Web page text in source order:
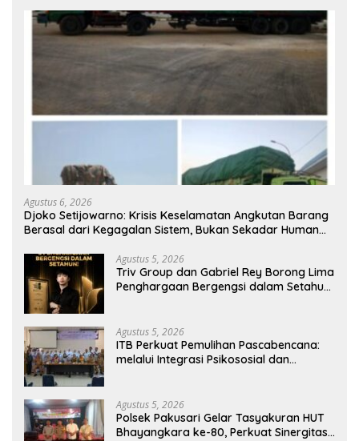
Agustus 6, 2026
Djoko Setijowarno: Krisis Keselamatan Angkutan Barang
Berasal dari Kegagalan Sistem, Bukan Sekadar Human
Agustus 5, 2026
Triv Group dan Gabriel Rey Borong Lima
Penghargaan Bergengsi dalam Setahun,
Agustus 5, 2026
ITB Perkuat Pemulihan Pascabencana:
melalui Integrasi Psikososial dan
Agustus 5, 2026
Polsek Pakusari Gelar Tasyakuran HUT
Bhayangkara ke-80, Perkuat Sinergitas